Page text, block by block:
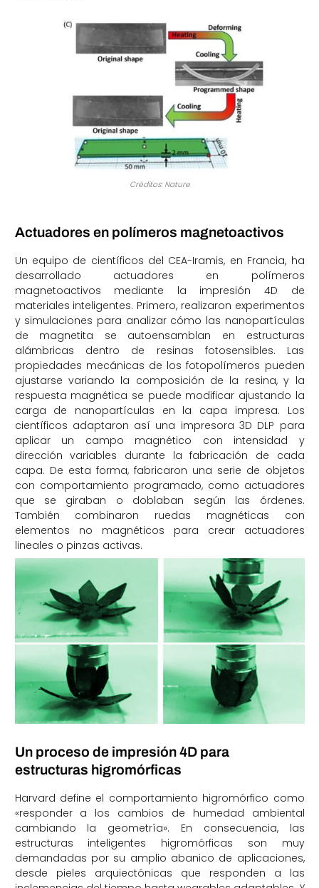
Créditos: Nature
Actuadores en polímeros magnetoactivos
Un equipo de científicos del CEA-Iramis, en Francia, ha
desarrollado actuadores en polímeros
magnetoactivos mediante la impresión 4D de
materiales inteligentes. Primero, realizaron experimentos
y simulaciones para analizar cómo las nanopartículas
de magnetita se autoensamblan en estructuras
alámbricas dentro de resinas fotosensibles. Las
propiedades mecánicas de los fotopolímeros pueden
ajustarse variando la composición de la resina, y la
respuesta magnética se puede modificar ajustando la
carga de nanopartículas en la capa impresa. Los
científicos adaptaron así una impresora 3D DLP para
aplicar un campo magnético con intensidad y
dirección variables durante la fabricación de cada
capa. De esta forma, fabricaron una serie de objetos
con comportamiento programado, como actuadores
que se giraban o doblaban según las órdenes.
También combinaron ruedas magnéticas con
elementos no magnéticos para crear actuadores
lineales o pinzas activas.
Un proceso de impresión 4D para
estructuras higromórficas
Harvard define el comportamiento higromórfico como
«responder a los cambios de humedad ambiental
cambiando la geometría». En consecuencia, las
estructuras inteligentes higromórficas son muy
demandadas por su amplio abanico de aplicaciones,
desde pieles arquiectónicas que responden a las